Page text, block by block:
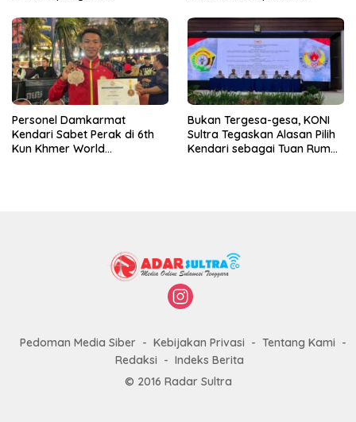
Personel Damkarmat
Kendari Sabet Perak di 6th
Kun Khmer World
Bukan Tergesa-gesa, KONI
Sultra Tegaskan Alasan Pilih
Kendari sebagai Tuan Rumah
Pedoman Media Siber Kebijakan Privasi
Tentang Kami
Redaksi
Indeks Berita
© 2016 Radar Sultra